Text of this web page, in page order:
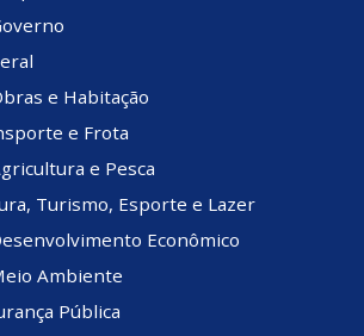
e Habitação
e Frota
e Pesca
Turismo, Esporte e Lazer
Econômico
Ambiente
Pública